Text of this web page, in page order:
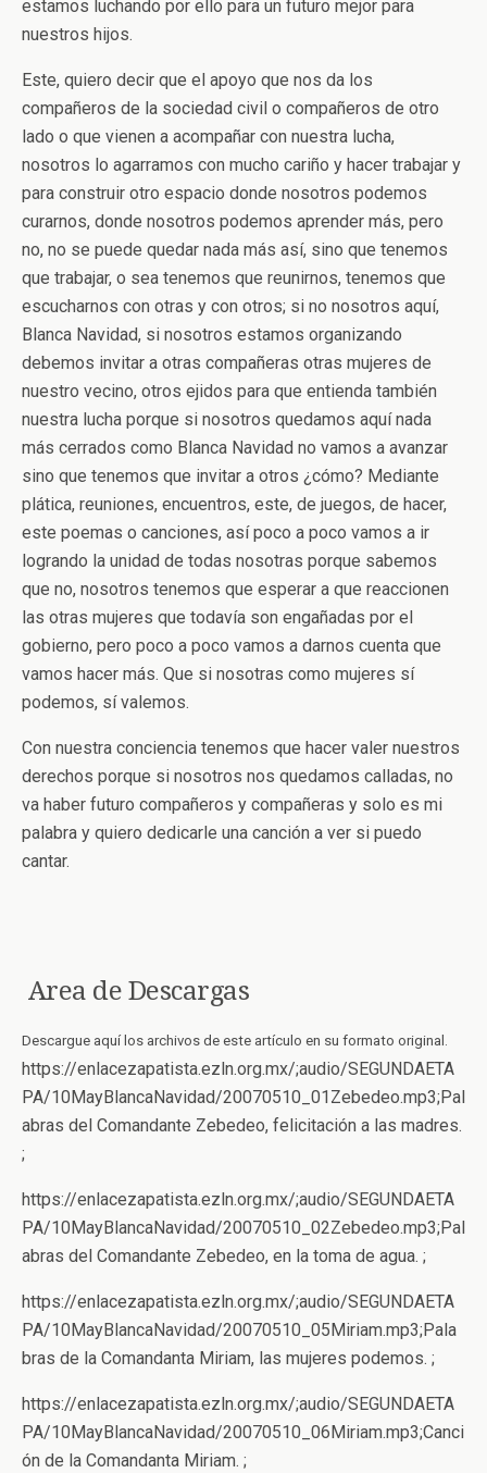
estamos luchando por ello para un futuro mejor para
nuestros hijos.
Este, quiero decir que el apoyo que nos da los
compañeros de la sociedad civil o compañeros de otro
lado o que vienen a acompañar con nuestra lucha,
nosotros lo agarramos con mucho cariño y hacer trabajar y
para construir otro espacio donde nosotros podemos
curarnos, donde nosotros podemos aprender más, pero
no, no se puede quedar nada más así, sino que tenemos
que trabajar, o sea tenemos que reunirnos, tenemos que
escucharnos con otras y con otros; si no nosotros aquí,
Blanca Navidad, si nosotros estamos organizando
debemos invitar a otras compañeras otras mujeres de
nuestro vecino, otros ejidos para que entienda también
nuestra lucha porque si nosotros quedamos aquí nada
más cerrados como Blanca Navidad no vamos a avanzar
sino que tenemos que invitar a otros ¿cómo? Mediante
plática, reuniones, encuentros, este, de juegos, de hacer,
este poemas o canciones, así poco a poco vamos a ir
logrando la unidad de todas nosotras porque sabemos
que no, nosotros tenemos que esperar a que reaccionen
las otras mujeres que todavía son engañadas por el
gobierno, pero poco a poco vamos a darnos cuenta que
vamos hacer más. Que si nosotras como mujeres sí
podemos, sí valemos.
Con nuestra conciencia tenemos que hacer valer nuestros
derechos porque si nosotros nos quedamos calladas, no
va haber futuro compañeros y compañeras y solo es mi
palabra y quiero dedicarle una canción a ver si puedo
cantar.
Area de Descargas
Descargue aquí los archivos de este artículo en su formato original.
https://enlacezapatista.ezln.org.mx/;audio/SEGUNDAETA
PA/10MayBlancaNavidad/20070510_01Zebedeo.mp3;Pal
abras del Comandante Zebedeo, felicitación a las madres.
;
https://enlacezapatista.ezln.org.mx/;audio/SEGUNDAETA
PA/10MayBlancaNavidad/20070510_02Zebedeo.mp3;Pal
abras del Comandante Zebedeo, en la toma de agua. ;
https://enlacezapatista.ezln.org.mx/;audio/SEGUNDAETA
PA/10MayBlancaNavidad/20070510_05Miriam.mp3;Pala
bras de la Comandanta Miriam, las mujeres podemos. ;
https://enlacezapatista.ezln.org.mx/;audio/SEGUNDAETA
PA/10MayBlancaNavidad/20070510_06Miriam.mp3;Canci
ón de la Comandanta Miriam. ;